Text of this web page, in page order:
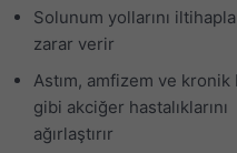
Solunum yollarını
zarar verir
Astım, amfizem ve
gibi akciğer hastalıklarını
ağırlaştırır